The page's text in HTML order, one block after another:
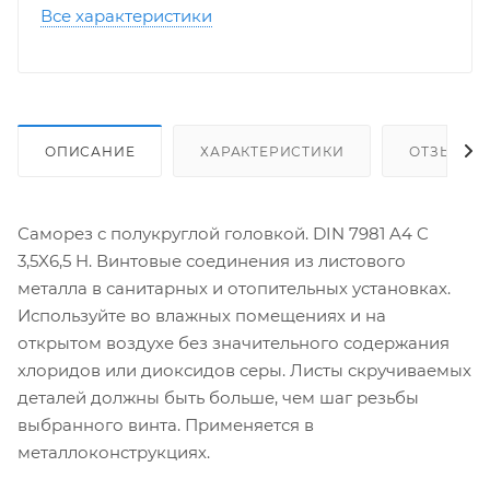
Все характеристики
ОПИСАНИЕ ХАРАКТЕРИСТИКИ ОТЗЫВЫ
Саморез с полукруглой головкой. DIN 7981 A4 C
3,5X6,5 H. Винтовые соединения из листового
металла в санитарных и отопительных установках.
Используйте во влажных помещениях и на
открытом воздухе без значительного содержания
хлоридов или диоксидов серы. Листы скручиваемых
деталей должны быть больше, чем шаг резьбы
выбранного винта. Применяется в
металлоконструкциях.